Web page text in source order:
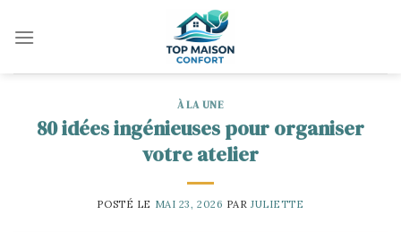
À LA UNE
80 idées ingénieuses pour organiser
votre atelier
POSTÉ LE MAI 23, 2026 PARJULIETTE